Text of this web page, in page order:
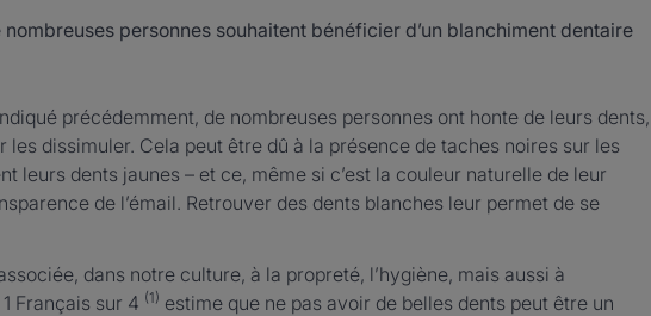
personnes souhaitent bénéficier d’un blanchiment dentaire
précédemment, de nombreuses personnes ont honte de leurs dents,
les dissimuler. Cela peut être dû à la présence de taches noires sur les
leurs dents jaunes – et ce, même si c’est la couleur naturelle de leur
de l’émail. Retrouver des dents blanches leur permet de se
dans notre culture, à la propreté, l’hygiène, mais aussi à
Français sur 4 (1) estime que ne pas avoir de belles dents peut être un